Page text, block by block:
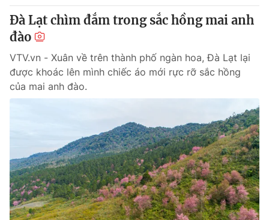
Đà Lạt chìm đắm trong sắc hồng mai anh
đào
VTV.vn - Xuân về trên thành phố ngàn hoa, Đà Lạt lại
được khoác lên mình chiếc áo mới rực rỡ sắc hồng
của mai anh đào.